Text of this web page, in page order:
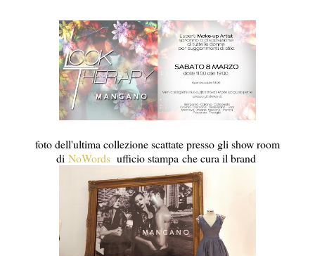
foto dell'ultima collezione scattate presso gli show room
di NoWords ufficio stampa che cura il brand